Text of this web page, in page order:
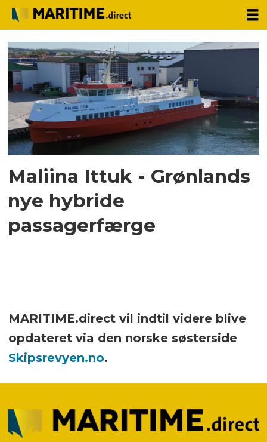
Tag:
hybridskib
Maliina Ittuk - Grønlands
nye hybride
passagerfærge
MARITIME.direct vil indtil videre blive
opdateret via den norske søsterside
Skipsrevyen.no.